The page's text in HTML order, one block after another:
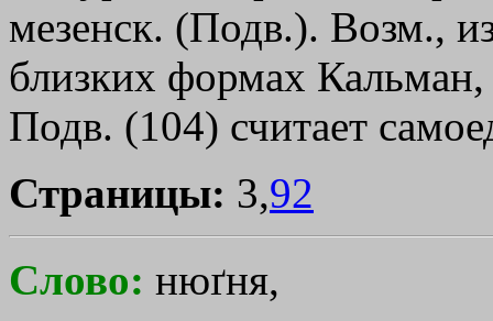
мезенск. (Подв.). Возм.,
близких формах
Подв. (104) считает
Страницы: 3,92
Слово: нюґня,